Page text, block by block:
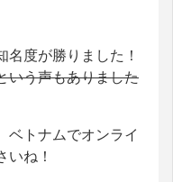
度が勝りました！
いう声もありました
ベトナムでオンライ
いね！